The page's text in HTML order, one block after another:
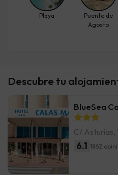
Descubre tu
BlueSea
C/ Asturias,
6.1 1862
Playa
Puente de
Agosto